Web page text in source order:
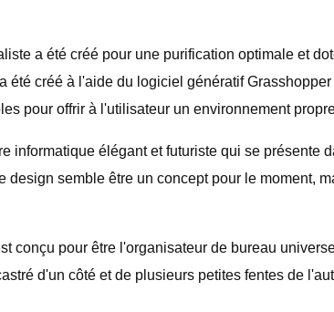
a été créé pour une purification optimale et
créé à l'aide du logiciel génératif
pour offrir à l'utilisateur un environnement
élégant et futuriste qui se présente
semble être un concept pour le moment,
conçu pour être l'organisateur de bureau
d'un côté et de plusieurs petites fentes de